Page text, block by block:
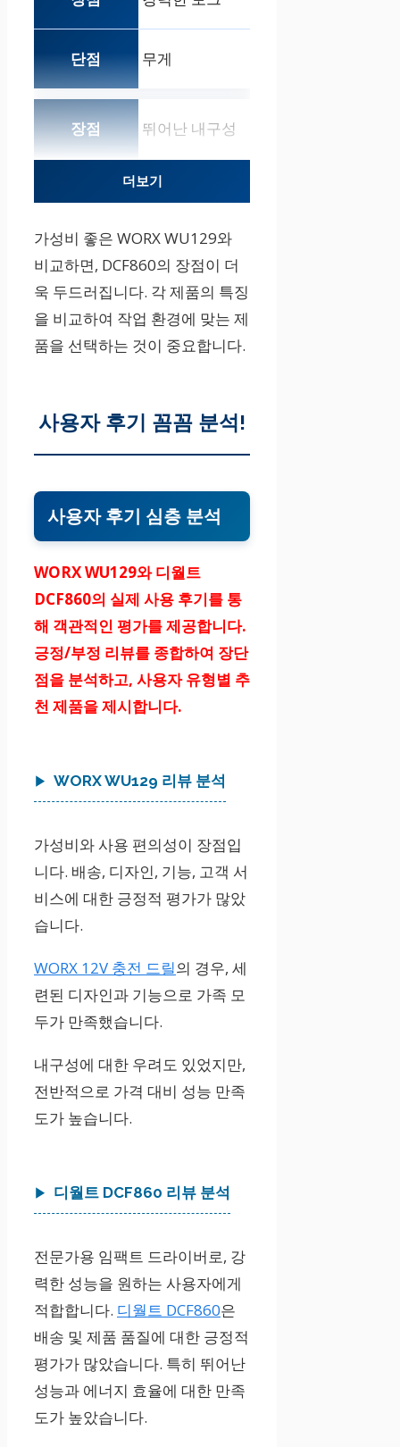
무게
뛰어난 내구성
가격
다양한 기능
–
더보기
가성비 좋은 WORX WU129와
비교하면, DCF860의 장점이 더
욱 두드러집니다. 각 제품의 특징
을 비교하여 작업 환경에 맞는 제
품을 선택하는 것이 중요합니다.
사용자 후기 꼼꼼 분석!
사용자 후기 심층 분석
WORX WU129와 디월트
DCF860의 실제 사용 후기를 통
해 객관적인 평가를 제공합니다.
긍정/부정 리뷰를 종합하여 장단
점을 분석하고, 사용자 유형별 추
천 제품을 제시합니다.
WORX WU129 리뷰 분석
가성비와 사용 편의성이 장점입
니다. 배송, 디자인, 기능, 고객 서
비스에 대한 긍정적 평가가 많았
습니다.
WORX 12V 충전 드릴의 경우, 세
련된 디자인과 기능으로 가족 모
두가 만족했습니다.
내구성에 대한 우려도 있었지만,
전반적으로 가격 대비 성능 만족
도가 높습니다.
디월트 DCF860 리뷰 분석
전문가용 임팩트 드라이버로, 강
력한 성능을 원하는 사용자에게
적합합니다. 디월트 DCF860은
배송 및 제품 품질에 대한 긍정적
평가가 많았습니다. 특히 뛰어난
성능과 에너지 효율에 대한 만족
도가 높았습니다.